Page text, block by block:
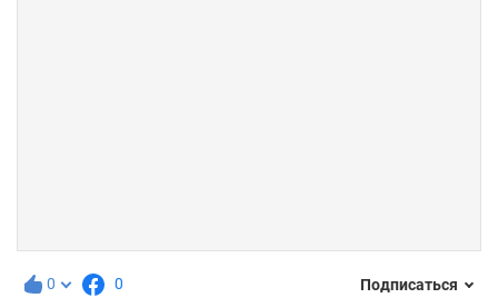
0 0 Подписаться